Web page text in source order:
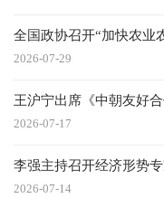
全国政协召开“加快农业
2026-07-29
王沪宁出席《中朝友好
2026-07-17
李强主持召开经济形势
2026-07-14